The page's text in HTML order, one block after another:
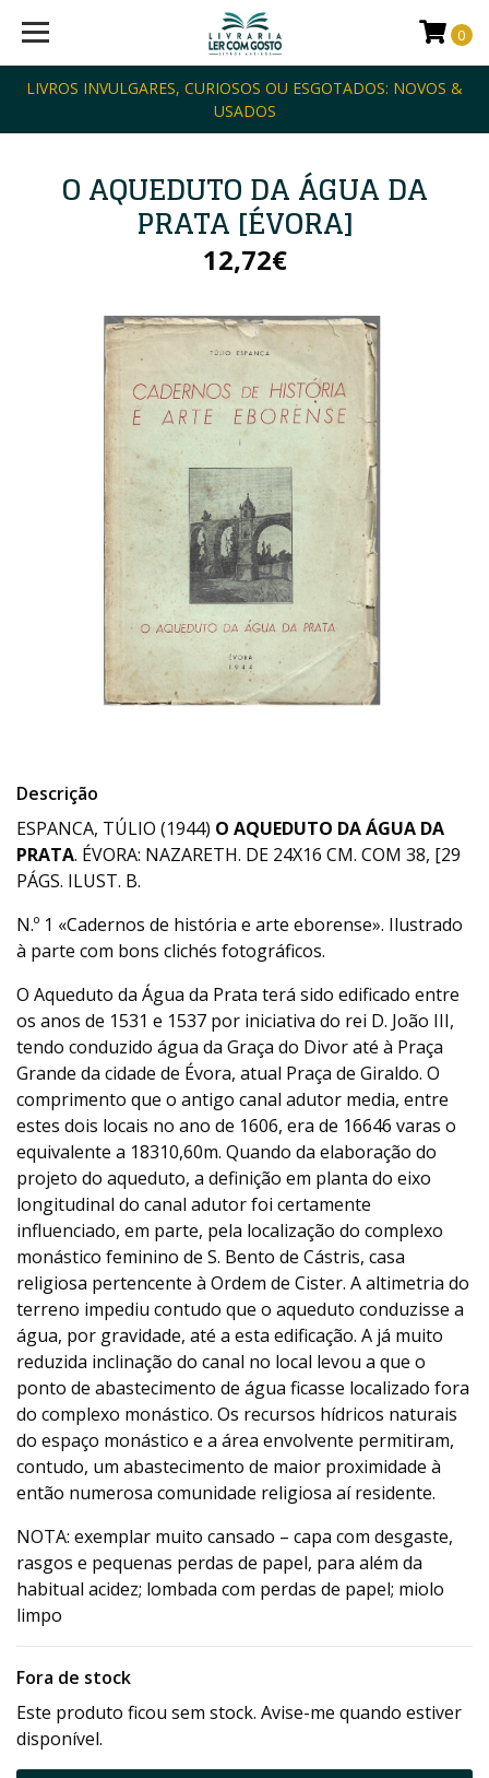
LIVROS INVULGARES, CURIOSOS OU ESGOTADOS: NOVOS &
USADOS
0
O AQUEDUTO DA ÁGUA DA
PRATA [ÉVORA]
12,72€
Descrição
ESPANCA, TÚLIO (1944) O AQUEDUTO DA ÁGUA DA
PRATA. ÉVORA: NAZARETH. DE 24X16 CM. COM 38, [29
PÁGS. ILUST. B.
N.º 1 «Cadernos de história e arte eborense». Ilustrado
à parte com bons clichés fotográficos.
O Aqueduto da Água da Prata terá sido edificado entre
os anos de 1531 e 1537 por iniciativa do rei D. João III,
tendo conduzido água da Graça do Divor até à Praça
Grande da cidade de Évora, atual Praça de Giraldo. O
comprimento que o antigo canal adutor media, entre
estes dois locais no ano de 1606, era de 16646 varas o
equivalente a 18310,60m. Quando da elaboração do
projeto do aqueduto, a definição em planta do eixo
longitudinal do canal adutor foi certamente
influenciado, em parte, pela localização do complexo
monástico feminino de S. Bento de Cástris, casa
religiosa pertencente à Ordem de Cister. A altimetria do
terreno impediu contudo que o aqueduto conduzisse a
água, por gravidade, até a esta edificação. A já muito
reduzida inclinação do canal no local levou a que o
ponto de abastecimento de água ficasse localizado fora
do complexo monástico. Os recursos hídricos naturais
do espaço monástico e a área envolvente permitiram,
contudo, um abastecimento de maior proximidade à
então numerosa comunidade religiosa aí residente.
NOTA: exemplar muito cansado – capa com desgaste,
rasgos e pequenas perdas de papel, para além da
habitual acidez; lombada com perdas de papel; miolo
limpo
Fora de stock
Este produto ficou sem stock. Avise-me quando estiver
disponível.